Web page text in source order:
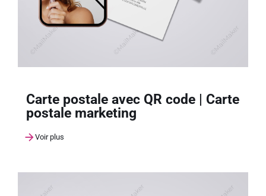
Carte postale avec QR code | Carte
postale marketing
Voir plus